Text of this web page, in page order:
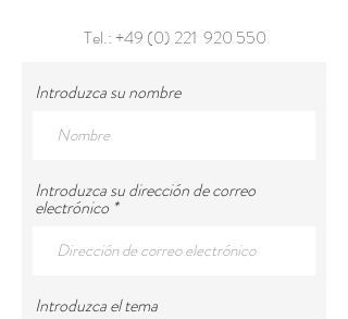
Tel.: +49 (0) 221 920 550
Introduzca su nombre
Introduzca su dirección de correo
electrónico
Introduzca el tema